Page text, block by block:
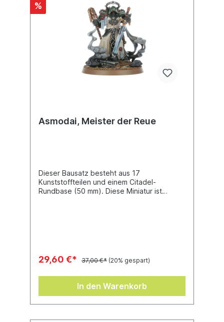
%
Asmodai, Meister der Reue
Dieser Bausatz besteht aus 17
Kunststoffteilen und einem Citadel-
Rundbase (50 mm). Diese Miniatur ist
29,60 €* 37,00 €* (20% gespart)
In den Warenkorb